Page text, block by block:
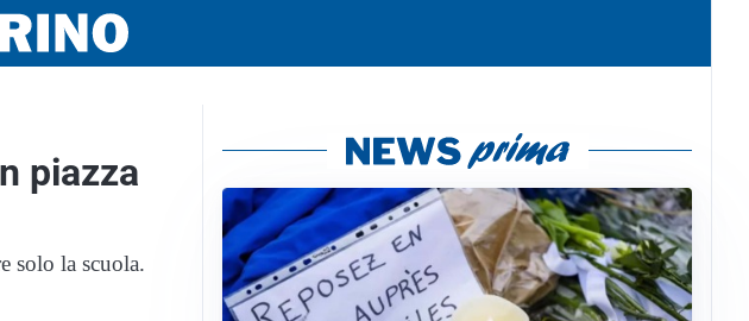
piazza
solo la scuola.